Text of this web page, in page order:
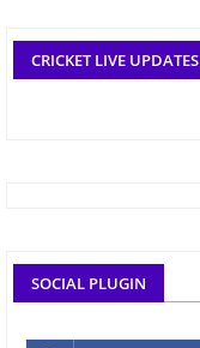
CRICKET LIVE UPDATES
SOCIAL PLUGIN